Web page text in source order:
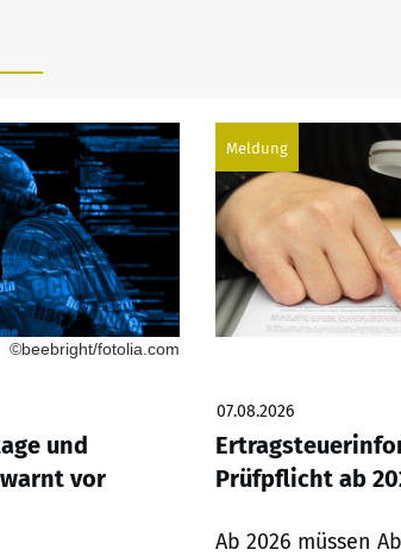
©beebright/fotolia.com
und
vor
Meldung
07.08.2026
Prüfpflicht ab
Ab 2026 müssen